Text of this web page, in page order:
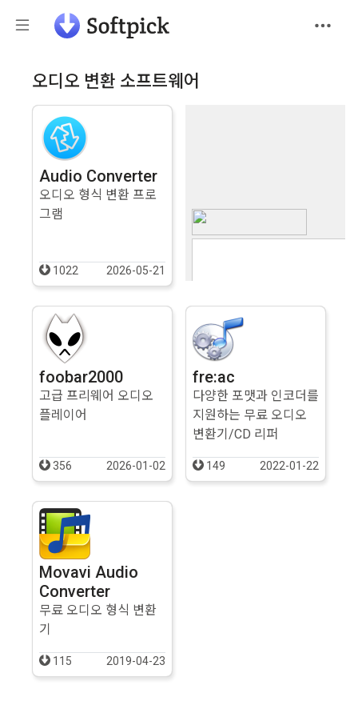
오디오 변환 소프트웨어
Audio Converter
오디오 형식 변환 프로
그램
1022 2026-05-21
foobar2000
고급 프리웨어 오디오
플레이어
356 2026-01-02
fre:ac
다양한 포맷과 인코더를
지원하는 무료 오디오
변환기/CD 리퍼
149 2022-01-22
Movavi Audio
Converter
무료 오디오 형식 변환
기
115 2019-04-23